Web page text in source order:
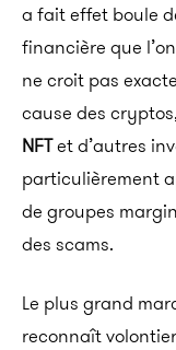
a fait effet boule
financière que
ne croit pas
cause des
NFTet d’autres
particulièrement
de groupes
des scams.
Le plus grand
reconnaît